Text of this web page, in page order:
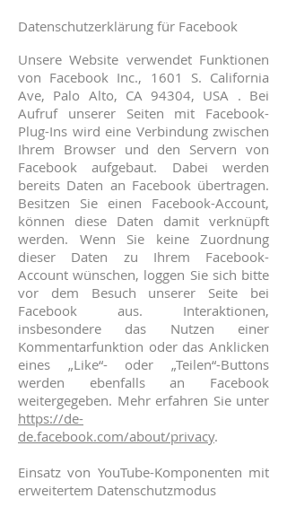
Datenschutzerklärung für Facebook
Unsere Website verwendet Funktionen
von Facebook Inc., 1601 S. California
Ave, Palo Alto, CA 94304, USA . Bei
Aufruf unserer Seiten mit Facebook-
Plug-Ins wird eine Verbindung zwischen
Ihrem Browser und den Servern von
Facebook aufgebaut. Dabei werden
bereits Daten an Facebook übertragen.
Besitzen Sie einen Facebook-Account,
können diese Daten damit verknüpft
werden. Wenn Sie keine Zuordnung
dieser Daten zu Ihrem Facebook-
Account wünschen, loggen Sie sich bitte
vor dem Besuch unserer Seite bei
Facebook aus. Interaktionen,
insbesondere das Nutzen einer
Kommentarfunktion oder das Anklicken
eines „Like“- oder „Teilen“-Buttons
werden ebenfalls an Facebook
weitergegeben. Mehr erfahren Sie unter
https://de-
de.facebook.com/about/privacy.
Einsatz von YouTube-Komponenten mit
erweitertem Datenschutzmodus